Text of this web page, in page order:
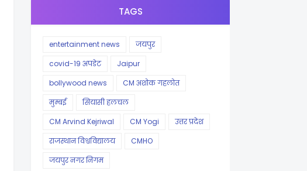
TAGS
entertainment news
जयपुर
covid-19 अपडेट
Jaipur
bollywood news
CM अशोक गहलोत
मुम्बई
सियासी हलचल
CM Arvind Kejriwal
CM Yogi
उत्तर प्रदेश
राजस्थान विश्वविद्यालय
CMHO
जयपुर नगर निगम